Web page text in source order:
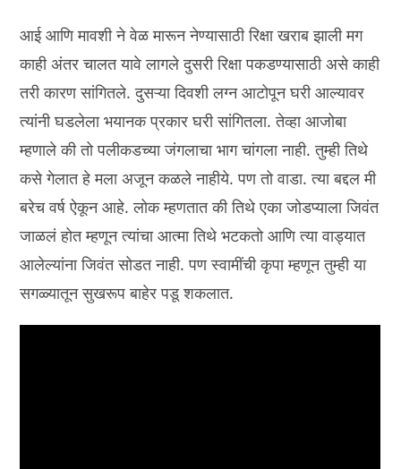
आई आणि मावशी ने वेळ मारून नेण्यासाठी रिक्षा खराब झाली मग
काही अंतर चालत यावे लागले दुसरी रिक्षा पकडण्यासाठी असे काही
तरी कारण सांगितले. दुसऱ्या दिवशी लग्न आटोपून घरी आल्यावर
त्यांनी घडलेला भयानक प्रकार घरी सांगितला. तेव्हा आजोबा
म्हणाले की तो पलीकडच्या जंगलाचा भाग चांगला नाही. तुम्ही तिथे
कसे गेलात हे मला अजून कळले नाहीये. पण तो वाडा. त्या बद्दल मी
बरेच वर्ष ऐकून आहे. लोक म्हणतात की तिथे एका जोडप्याला जिवंत
जाळलं होत म्हणून त्यांचा आत्मा तिथे भटकतो आणि त्या वाड्यात
आलेल्यांना जिवंत सोडत नाही. पण स्वामींची कृपा म्हणून तुम्ही या
सगळ्यातून सुखरूप बाहेर पडू शकलात.